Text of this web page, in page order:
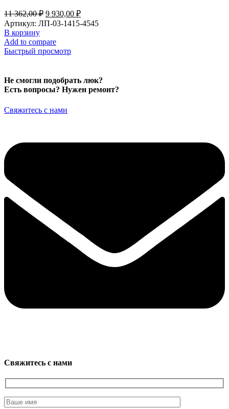
11 362,00₽ Первоначальная
цена
11
362,00 ₽.
9 930,00 ₽Текущая
цена:
Артикул: ЛП-03-1415-4545
В корзину
Add to compare
Быстрый просмотр
Не смогли подобрать люк?
Есть вопросы? Нужен ремонт?
Свяжитесь с нами
Свяжитесь с нами